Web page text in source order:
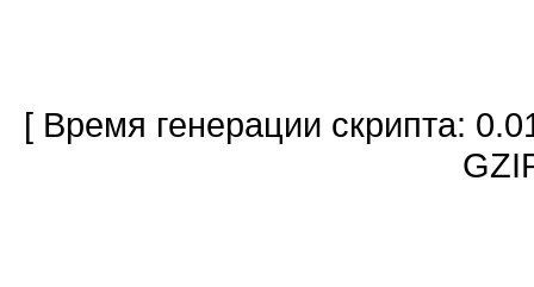
[ Время генерации скрипта: